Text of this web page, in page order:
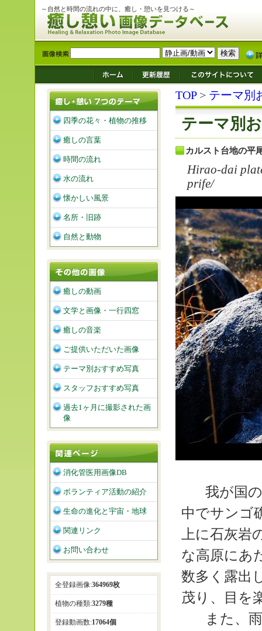
～自然と時間の流れの中に、癒し・憩いを見つける～
TOP> テーマ別
テーマ別
カルスト台地の平
Hirao-dai
prife/
我が国の
中でサンゴ
上に石灰
な高原にあ
数多く露出
茂り、目を
また、雨
四季の花々・植物の推移
癒しの言葉
時間の流れ
水の流れ
懐かしい風景
名所・旧跡
自然と動物
癒しの動画
文学と画像・一行四窓
癒しの音楽
ご提供いただいた画像
テーマ別おすすめ写真
スタッフおすすめ写真
過去1ヶ月に撮影された画
像
消化管医用画像DB
ボランティア活動の紹介
生命の進化と宇宙・地球
関連リンク
お問い合わせ
全登録画像:364969枚
植物の種類:3279種
登録動画数:17064個